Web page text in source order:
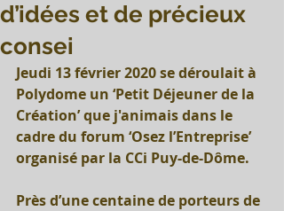
d’idées et de précieux
consei
Jeudi 13 février 2020 se déroulait à
Polydome un ‘Petit Déjeuner de la
Création’ que j'animais dans le
cadre du forum ‘Osez l’Entreprise’
organisé par la CCi Puy-de-Dôme.
Près d’une centaine de porteurs de